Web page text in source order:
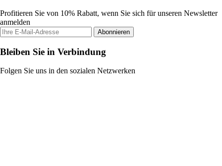
Profitieren Sie von 10% Rabatt, wenn Sie sich für unseren Newsletter
anmelden
Abonnieren
Bleiben Sie in Verbindung
Folgen Sie uns in den sozialen Netzwerken